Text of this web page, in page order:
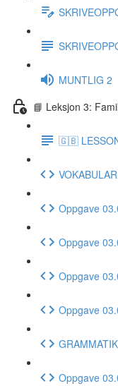
MUNTLIG 2
📘 Leksjon 3:
🇬🇧
Oppgave
Oppgave
Oppgave
Oppgave
Oppgave